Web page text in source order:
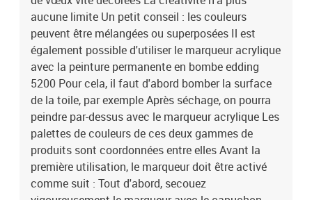
aucune limite Un petit conseil : les couleurs
peuvent être mélangées ou superposées Il est
également possible d'utiliser le marqueur acrylique
avec la peinture permanente en bombe edding
5200 Pour cela, il faut d'abord bomber la surface
de la toile, par exemple Après séchage, on pourra
peindre par-dessus avec le marqueur acrylique Les
palettes de couleurs de ces deux gammes de
produits sont coordonnées entre elles Avant la
première utilisation, le marqueur doit être activé
comme suit : Tout d'abord, secouez